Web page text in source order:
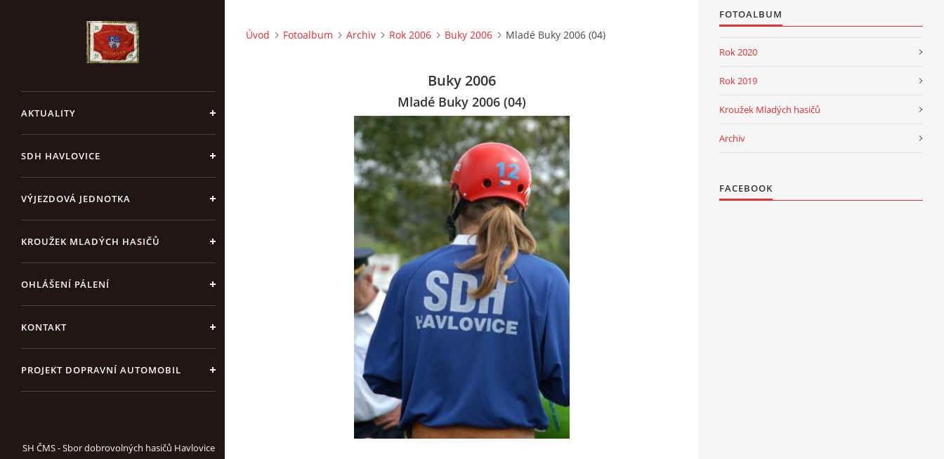
AKTUALITY
SDH HAVLOVICE
VÝJEZDOVÁ JEDNOTKA
KROUŽEK MLADÝCH HASIČŮ
OHLÁŠENÍ PÁLENÍ
KONTAKT
PROJEKT DOPRAVNÍ AUTOMOBIL
SH ČMS - Sbor dobrovolných hasičů Havlovice
Úvod Fotoalbum Archiv Rok 2006 Buky 2006 Mladé Buky 2006 (04)
Buky 2006
Mladé Buky 2006 (04)
FOTOALBUM
Rok 2020
Rok 2019
Kroužek Mladých hasičů
Archiv
FACEBOOK